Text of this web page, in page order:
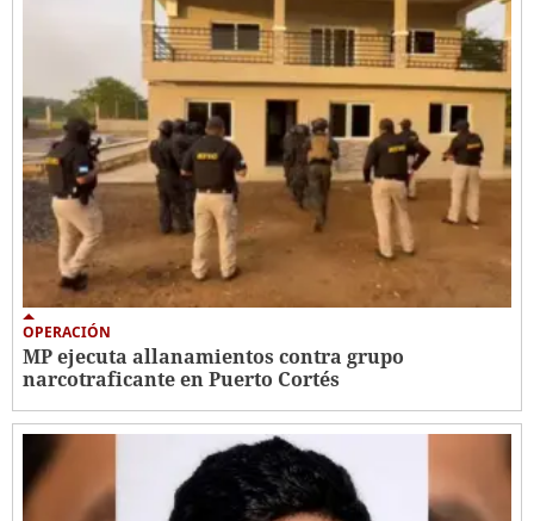
OPERACIÓN
MP ejecuta allanamientos contra grupo
narcotraficante en Puerto Cortés